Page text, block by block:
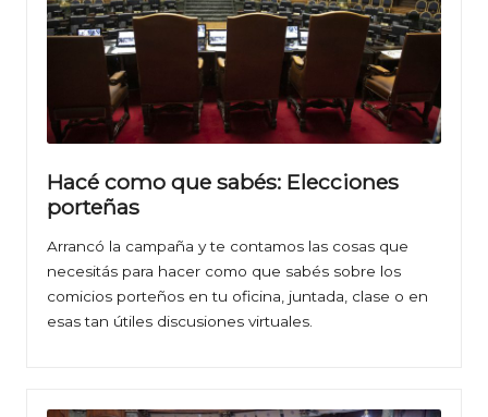
Hacé como que sabés: Elecciones
porteñas
Arrancó la campaña y te contamos las cosas que
necesitás para hacer como que sabés sobre los
comicios porteños en tu oficina, juntada, clase o en
esas tan útiles discusiones virtuales.